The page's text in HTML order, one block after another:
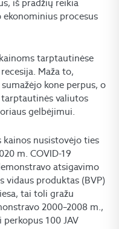
iš pradžių reikia
procesus
tarptautinėse
Maža to,
kone perpus, o
valiutos
gelbėjimui.
kainos nusistovėjo ties
m. COVID-19
atsigavimo
vidaus produktas (BVP)
tai toli gražu
2000–2008 m.,
100 JAV